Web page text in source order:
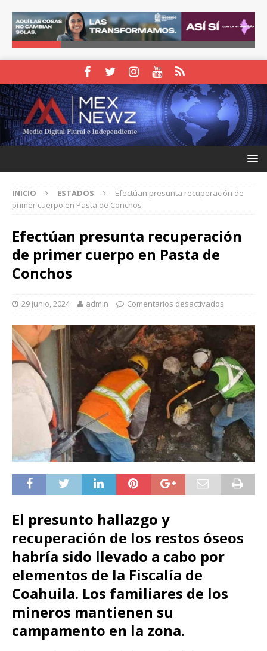
INICIO ESTADOS
Efectúan presunta recuperación de
primer cuerpo en Pasta de Conchos
Efectúan presunta recuperación
de primer cuerpo en Pasta de
Conchos
29 junio, 2024 admin Comentarios desactivados
El presunto hallazgo y
recuperación de los restos óseos
habría sido llevado a cabo por
elementos de la Fiscalía de
Coahuila. Los familiares de los
mineros mantienen su
campamento en la zona.